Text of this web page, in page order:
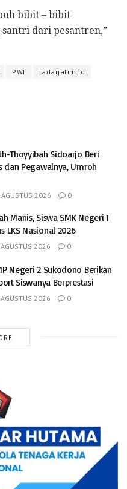
bibit – bibit
dari pesantren,”
PWI
radarjatim.id
Thoyyibah Sidoarjo Beri
dan Pegawainya, Umroh
2026 0
Manis, Siswa SMK Negeri 1
LKS Nasional 2026
2026 0
Negeri 2 Sukodono Berikan
Siswanya Berprestasi
2026 0